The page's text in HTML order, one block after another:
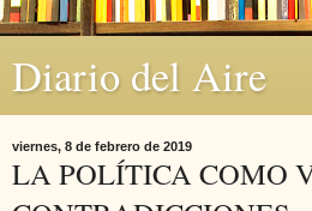
Diario del Aire
viernes, 8 de febrero de 2019
LA POLÍTICA COMO